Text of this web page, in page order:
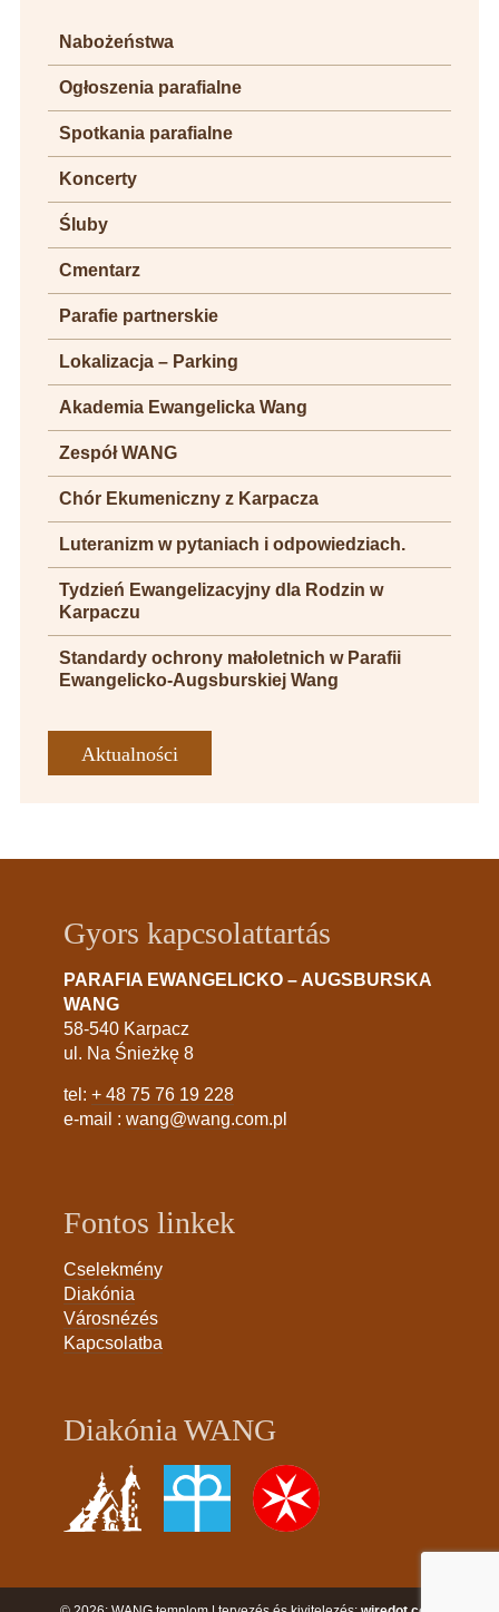
Nabożeństwa
Ogłoszenia parafialne
Spotkania parafialne
Koncerty
Śluby
Cmentarz
Parafie partnerskie
Lokalizacja – Parking
Akademia Ewangelicka Wang
Zespół WANG
Chór Ekumeniczny z Karpacza
Luteranizm w pytaniach i odpowiedziach.
Tydzień Ewangelizacyjny dla Rodzin w
Karpaczu
Standardy ochrony małoletnich w Parafii
Ewangelicko-Augsburskiej Wang
Aktualności
Gyors kapcsolattartás
PARAFIA EWANGELICKO – AUGSBURSKA
WANG
58-540 Karpacz
ul. Na Śnieżkę 8
tel: + 48 75 76 19 228
e-mail : wang@wang.com.pl
Fontos linkek
Cselekmény
Diakónia
Városnézés
Kapcsolatba
Diakónia WANG